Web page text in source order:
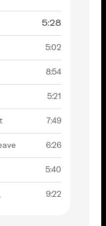
5:28
5:02
8:54
5:21
7:49
6:26
5:40
9:22